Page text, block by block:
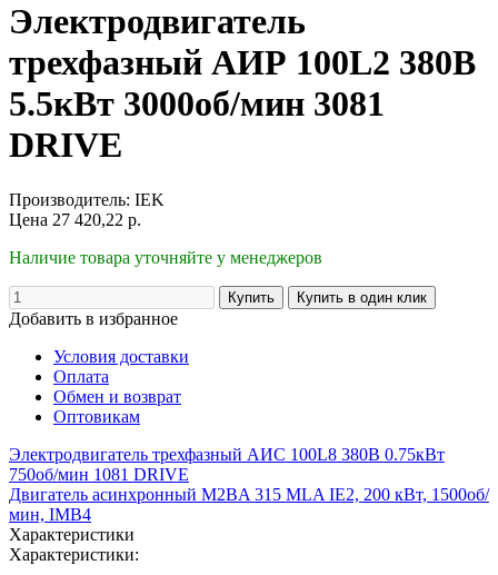
Электродвигатель
трехфазный АИР 100L2 380В
5.5кВт 3000об/мин 3081
DRIVE
Производитель: IEK
Цена 27 420,22 р.
Наличие товара уточняйте у менеджеров
Добавить в избранное
Условия доставки
Оплата
Обмен и возврат
Оптовикам
Электродвигатель трехфазный АИС 100L8 380В 0.75кВт
750об/мин 1081 DRIVE
Двигатель асинхронный M2BA 315 MLA IE2, 200 кВт, 1500об/
мин, IMB4
Характеристики
Характеристики: